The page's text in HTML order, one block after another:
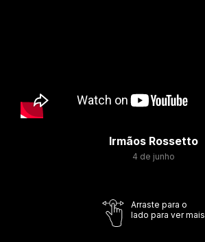
Irmãos Rossetto
4 de junho
Arraste para o
lado para ver mais